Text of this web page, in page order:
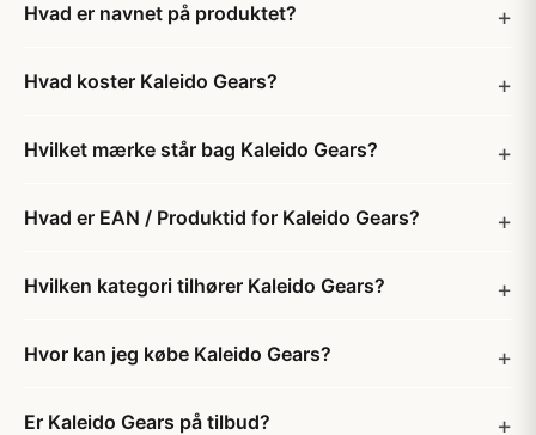
Hvad er navnet på produktet?
Hvad koster Kaleido Gears?
Hvilket mærke står bag Kaleido Gears?
Hvad er EAN / Produktid for Kaleido Gears?
Hvilken kategori tilhører Kaleido Gears?
Hvor kan jeg købe Kaleido Gears?
Er Kaleido Gears på tilbud?